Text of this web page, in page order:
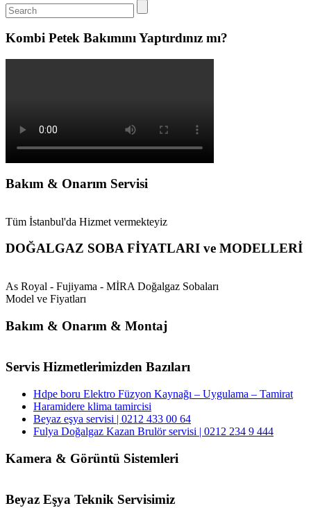
Kombi Petek Bakımını Yaptırdınız mı?
Bakım & Onarım Servisi
Tüm İstanbul'da Hizmet vermekteyiz
DOĞALGAZ SOBA FİYATLARI ve MODELLERİ
As Royal - Fujiyama - MİRA Doğalgaz Sobaları
Model ve Fiyatları
Bakım & Onarım & Montaj
Servis Hizmetlerimizden Bazıları
Hdpe boru Elektro Füzyon Kaynağı – Uygulama – Tamirat
Haramidere klima tamircisi
Beyaz eşya servisi | 0212 433 00 64
Fulya Doğalgaz Kazan Brulör servisi | 0212 234 9 444
Kamera & Görüntü Sistemleri
Beyaz Eşya Teknik Servisimiz